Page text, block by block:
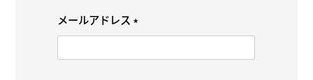
メールアドレス
(
必